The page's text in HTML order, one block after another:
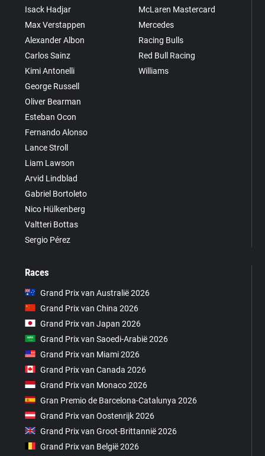
Isack Hadjar
Max Verstappen
Alexander Albon
Carlos Sainz
Kimi Antonelli
George Russell
Oliver Bearman
Esteban Ocon
Fernando Alonso
Lance Stroll
Liam Lawson
Arvid Lindblad
Gabriel Bortoleto
Nico Hülkenberg
Valtteri Bottas
Sergio Pérez
McLaren Mastercard
Mercedes
Racing Bulls
Red Bull Racing
Williams
Races
Grand Prix van Australië 2026
Grand Prix van China 2026
Grand Prix van Japan 2026
Grand Prix van Saoedi-Arabië 2026
Grand Prix van Miami 2026
Grand Prix van Canada 2026
Grand Prix van Monaco 2026
Gran Premio de Barcelona-Catalunya 2026
Grand Prix van Oostenrijk 2026
Grand Prix van Groot-Brittannië 2026
Grand Prix van België 2026